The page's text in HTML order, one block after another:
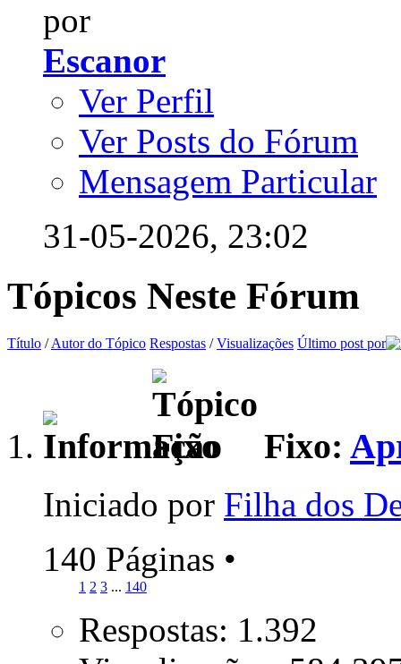
por
Escanor
Ver Perfil
Ver Posts do Fórum
Mensagem Particular
31-05-2026, 23:02
Tópicos Neste Fórum
Título /Autor do Tópico Respostas /Visualizações Último post por
Fixo:
Iniciado por Filha dos
140 Páginas •
1 2 3 ... 140
Respostas: 1.392